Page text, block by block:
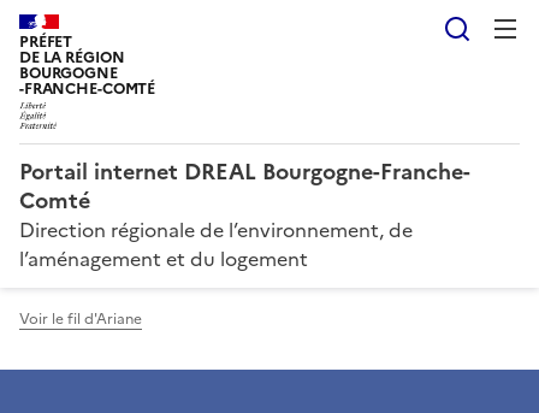
PRÉFET
DE LA RÉGION
BOURGOGNE
-FRANCHE-COMTÉ
Portail internet DREAL Bourgogne-Franche-
Comté
Direction régionale de l’environnement, de
l’aménagement et du logement
Voir le fil d'Ariane